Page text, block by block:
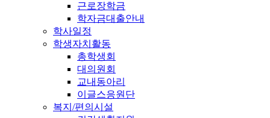
근로장학금
학자금대출안내
학사일정
학생자치활동
총학생회
대의원회
교내동아리
이글스응원단
복지/편의시설